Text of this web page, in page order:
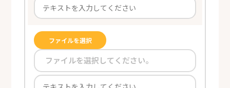
ファイルを選択
ファイルを選択してください。